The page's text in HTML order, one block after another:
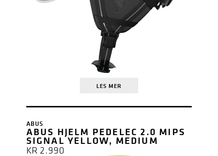
LES MER
ABUS
ABUS HJELM PEDELEC 2.0 MIPS
SIGNAL YELLOW, MEDIUM
KR2.990